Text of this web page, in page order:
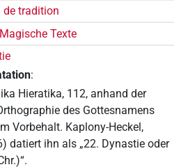
de tradition
Magische Texte
:
Hieratika, 112, anhand der
des Gottesnamens
Vorbehalt. Kaplony-Heckel,
datiert ihn als „22. Dynastie oder